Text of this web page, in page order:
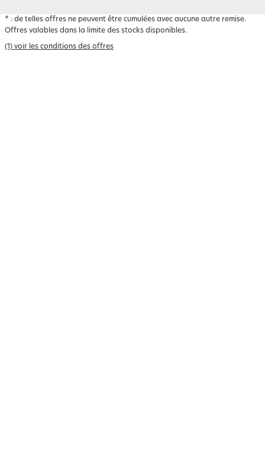
* : de telles offres ne peuvent être cumulées avec aucune autre remise.
Offres valables dans la limite des stocks disponibles.
(1) voir les conditions des offres